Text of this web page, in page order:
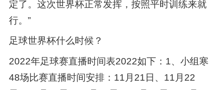
定了。这次世界杯正常发挥，按照平时训练来就
行。”
足球世界杯什么时候？
2022年足球赛直播时间表2022如下：1、小组寒
48场比赛直播时间安排：11月21日、11月22